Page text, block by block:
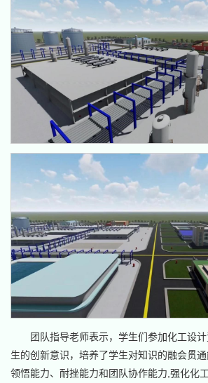
团队指导老师表示，学生们参加化工设
生的创新意识，培养了学生对知识的融会贯
领悟能力、耐挫能力和团队协作能力,强化化